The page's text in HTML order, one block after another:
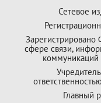
Сетевое
сфере связи,
коммуникаций
Главный